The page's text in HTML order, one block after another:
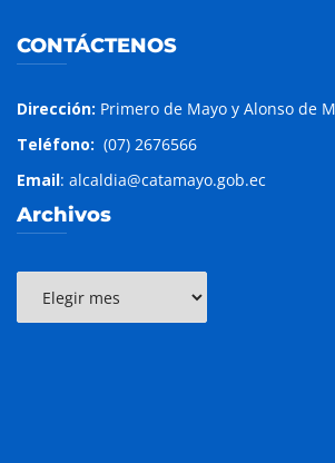
CONTÁCTENOS
Dirección: Primero de Mayo y Alonso de
Teléfono: (07) 2676566
Email: alcaldia@catamayo.gob.ec
Archivos